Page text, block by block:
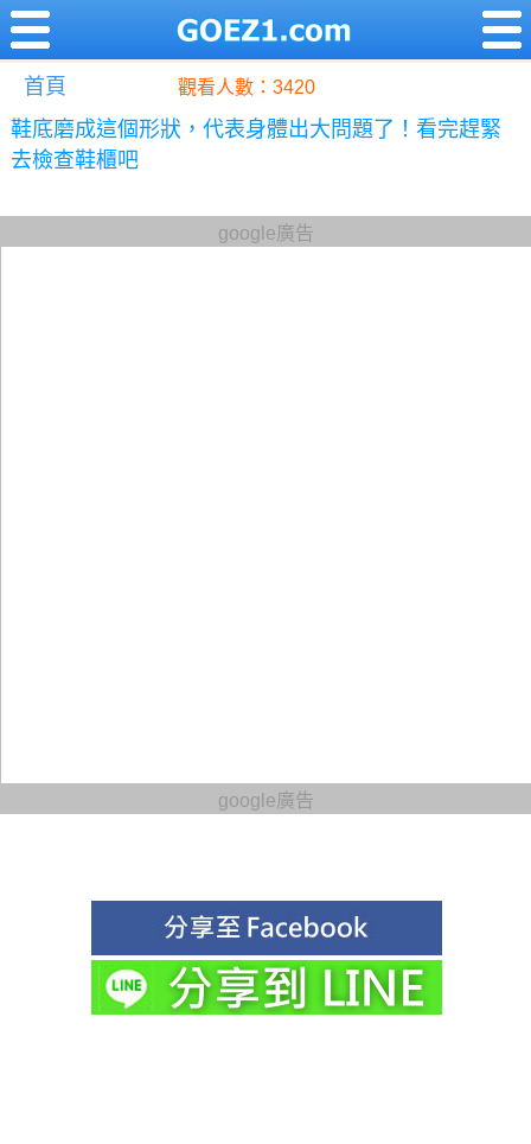
首頁 觀看人數：3420
鞋底磨成這個形狀，代表身體出大問題了！看完趕緊
去檢查鞋櫃吧
google廣告
google廣告